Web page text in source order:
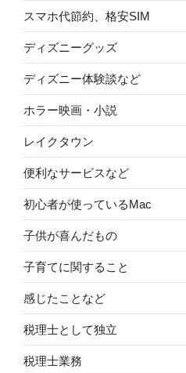
スマホ代節約、格安SIM
ディズニーグッズ
ディズニー体験談など
ホラー映画・小説
レイクタウン
便利なサービスなど
初心者が使っているMac
子供が喜んだもの
子育てに関すること
感じたことなど
税理士として独立
税理士業務